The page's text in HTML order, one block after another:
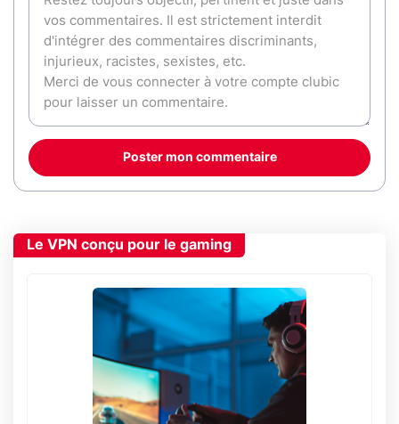
Poster mon commentaire
Le VPN conçu pour le gaming